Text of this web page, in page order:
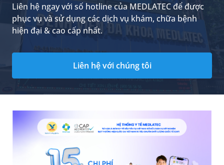
Liên hệ ngay với số hotline của MEDLATEC để được
phục vụ và sử dụng các dịch vụ khám, chữa bệnh
hiện đại & cao cấp nhất.
Liên hệ với chúng tôi